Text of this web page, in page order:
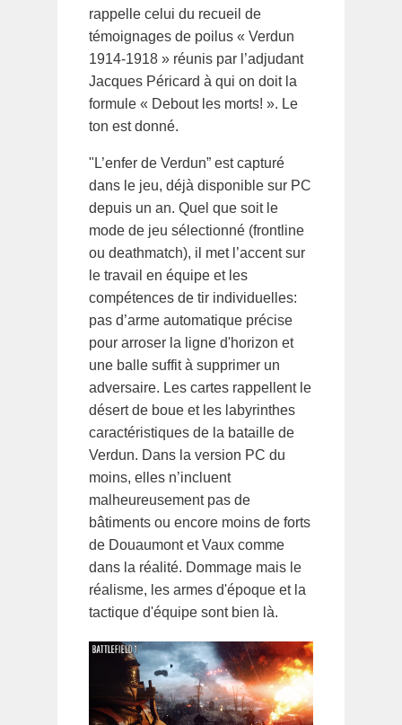
rappelle celui du recueil de
témoignages de poilus « Verdun
1914-1918 » réunis par l’adjudant
Jacques Péricard à qui on doit la
formule « Debout les morts! ». Le
ton est donné.
"L’enfer de Verdun” est capturé
dans le jeu, déjà disponible sur PC
depuis un an. Quel que soit le
mode de jeu sélectionné (frontline
ou deathmatch), il met l’accent sur
le travail en équipe et les
compétences de tir individuelles:
pas d’arme automatique précise
pour arroser la ligne d'horizon et
une balle suffit à supprimer un
adversaire. Les cartes rappellent le
désert de boue et les labyrinthes
caractéristiques de la bataille de
Verdun. Dans la version PC du
moins, elles n’incluent
malheureusement pas de
bâtiments ou encore moins de forts
de Douaumont et Vaux comme
dans la réalité. Dommage mais le
réalisme, les armes d'époque et la
tactique d'équipe sont bien là.